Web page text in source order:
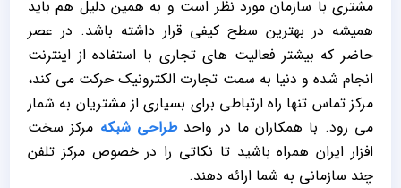
مشتری با سازمان مورد نظر است و به همین دلیل هم باید
همیشه در بهترین سطح کیفی قرار داشته باشد. در عصر
حاضر که بیشتر فعالیت های تجاری با استفاده از اینترنت
انجام شده و دنیا به سمت تجارت الکترونیک حرکت می کند،
مرکز تماس تنها راه ارتباطی برای بسیاری از مشتریان به شمار
می رود. با همکاران ما در واحدطراحی شبکه مرکز سخت
افزار ایران همراه باشید تا نکاتی را در خصوص مرکز تلفن
چند سازمانی به شما ارائه دهند.